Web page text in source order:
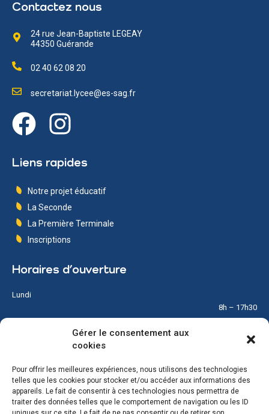
Gérer le consentement aux
cookies
Pour offrir les meilleures expériences, nous utilisons des technologies
telles que les cookies pour stocker et/ou accéder aux informations des
appareils. Le fait de consentir à ces technologies nous permettra de
traiter des données telles que le comportement de navigation ou les ID
Contactez nous
24 rue Jean-Baptiste LEGEAY
44350 Guérande
02 40 62 08 20
secretariat.lycee@es-sag.fr
Liens rapides
Notre projet éducatif
La Seconde
La Première Terminale
Inscriptions
Horaires d’ouverture
Lundi
8h – 17h30
8h – 17h30
Mercredi
8h – 12h
Jeudi